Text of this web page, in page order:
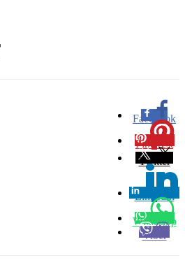
Facebook
0
Pinterest
Twitter
Linkedin
0
Whatsapp
Viber